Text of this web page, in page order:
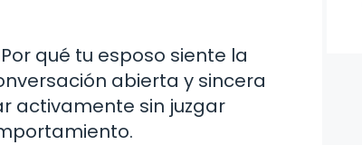
qué tu esposo siente la
abierta y sincera
activamente sin juzgar